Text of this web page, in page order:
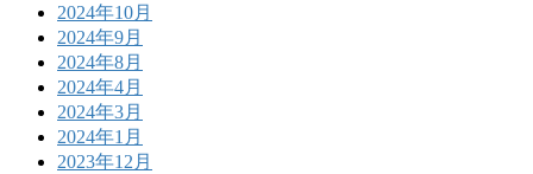
2024年10月
2024年9月
2024年8月
2024年4月
2024年3月
2024年1月
2023年12月